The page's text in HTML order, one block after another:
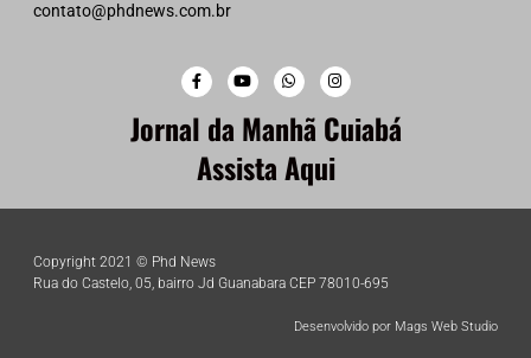
contato@phdnews.com.br
Jornal da Manhã Cuiabá
Assista Aqui
Copyright 2021 © Phd News
Rua do Castelo, 05, bairro Jd Guanabara CEP 78010-695
Desenvolvido por Mags Web Studio